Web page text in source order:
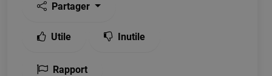
Partager
Utile Inutile
Rapport